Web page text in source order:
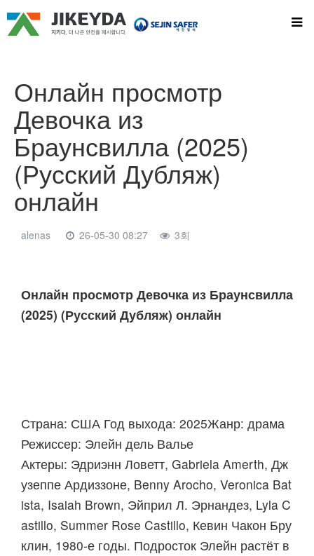
Онлайн просмотр
Девочка из
Браунсвилла (2025)
(Русский Дубляж)
онлайн
alenas 26-05-30 08:27 3회
본문
Онлайн просмотр Девочка из Браунсвилла
(2025) (Русский Дубляж) онлайн
Страна: США Год выхода: 2025Жанр: драма
Режиссер: Элейн дель Валье
Актеры: Эдриэнн Ловетт, Gabriela Amerth, Дж
узеппе Ардиззоне, Benny Arocho, Veronica Bat
ista, Isaiah Brown, Эйприл Л. Эрнандез, Lyla C
astillo, Summer Rose Castillo, Кевин Чакон Бру
клин, 1980-е годы. Подросток Элейн растёт в